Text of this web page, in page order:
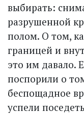
выбирать:
разрушенной
полом. О том,
границей и
это им давало.
поспорили о
беспощадное
успели